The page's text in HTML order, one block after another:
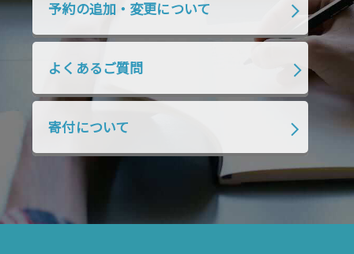
2018年7月 2018年6月
2018年4月 2018年3月 2018年2月
2018年1月 2017年12月
2017年10月 2017年9月 2017年8月
2017年5月
2017年4月
予約の追加・変更について
よくあるご質問
寄付について